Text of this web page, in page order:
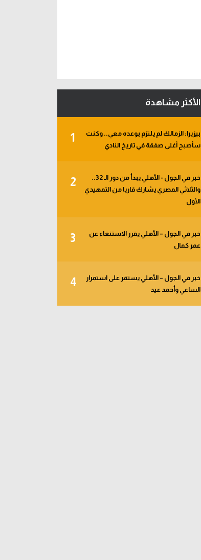
الأكثر مشاهدة
1
بيزيرا: الزمالك لم يلتزم بوعده معي.. وكنت
سأصبح أغلى صفقة في تاريخ النادي
2
خبر في الجول - الأهلي يبدأ من دور الـ 32..
والثلاثي المصري يشارك قاريا من التمهيدي
الأول
3
خبر في الجول – الأهلي يقرر الاستنغاء عن
عمر كمال
4
خبر في الجول – الأهلي يستقر على استمرار
الساعي وأحمد عيد